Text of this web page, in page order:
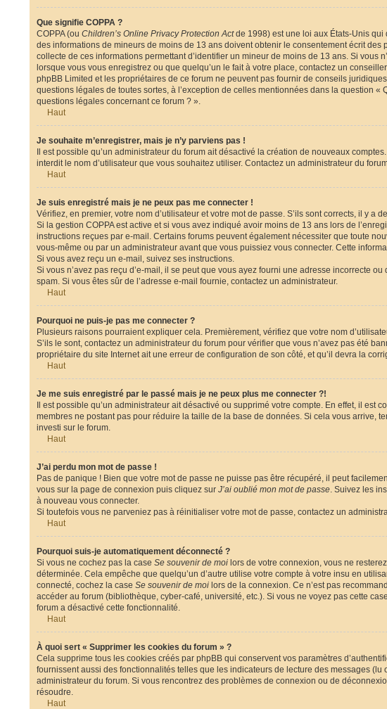
Que signifie COPPA ?
COPPA (ou Children’s Online Privacy Protection Actde 1998) est une loi aux États-Unis
des informations de mineurs de moins de 13 ans doivent obtenir le consentement écrit des
collecte de ces informations permettant d’identifier un mineur de moins de 13 ans. Si vous
lorsque vous vous enregistrez ou que quelqu’un le fait à votre place, contactez un
phpBB Limited et les propriétaires de ce forum ne peuvent pas fournir de conseils
questions légales de toutes sortes, à l’exception de celles mentionnées dans la question «
questions légales concernant ce forum ? ».
Haut
Je souhaite m’enregistrer, mais je n’y parviens pas !
Il est possible qu’un administrateur du forum ait désactivé la création de nouveaux
interdit le nom d’utilisateur que vous souhaitez utiliser. Contactez un administrateur du
Haut
Je suis enregistré mais je ne peux pas me connecter !
Vérifiez, en premier, votre nom d’utilisateur et votre mot de passe. S’ils sont corrects, il y a
Si la gestion COPPA est active et si vous avez indiqué avoir moins de 13 ans lors de
instructions reçues par e-mail. Certains forums peuvent également nécessiter que toute
vous-même ou par un administrateur avant que vous puissiez vous connecter. Cette
Si vous avez reçu un e-mail, suivez ses instructions.
Si vous n’avez pas reçu d’e-mail, il se peut que vous ayez fourni une adresse incorrecte
spam. Si vous êtes sûr de l’adresse e-mail fournie, contactez un administrateur.
Haut
Pourquoi ne puis-je pas me connecter ?
Plusieurs raisons pourraient expliquer cela. Premièrement, vérifiez que votre nom
S’ils le sont, contactez un administrateur du forum pour vérifier que vous n’avez pas été
propriétaire du site Internet ait une erreur de configuration de son côté, et qu’il devra la
Haut
Je me suis enregistré par le passé mais je ne peux plus me connecter ?!
Il est possible qu’un administrateur ait désactivé ou supprimé votre compte. En effet, il est
membres ne postant pas pour réduire la taille de la base de données. Si cela vous arrive,
investi sur le forum.
Haut
J’ai perdu mon mot de passe !
Pas de panique ! Bien que votre mot de passe ne puisse pas être récupéré, il peut
vous sur la page de connexion puis cliquez sur J’ai oublié mon mot de passe . Suivez les
à nouveau vous connecter.
Si toutefois vous ne parveniez pas à réinitialiser votre mot de passe, contactez un
Haut
Pourquoi suis-je automatiquement déconnecté ?
Si vous ne cochez pas la case Se souvenir de moi lors de votre connexion, vous ne
déterminée. Cela empêche que quelqu’un d’autre utilise votre compte à votre insu en
connecté, cochez la case Se souvenir de moi lors de la connexion. Ce n’est pas
accéder au forum (bibliothèque, cyber-café, université, etc.). Si vous ne voyez pas cette
forum a désactivé cette fonctionnalité.
Haut
À quoi sert « Supprimer les cookies du forum » ?
Cela supprime tous les cookies créés par phpBB qui conservent vos paramètres
fournissent aussi des fonctionnalités telles que les indicateurs de lecture des messages (lu
administrateur du forum. Si vous rencontrez des problèmes de connexion ou de
résoudre.
Haut